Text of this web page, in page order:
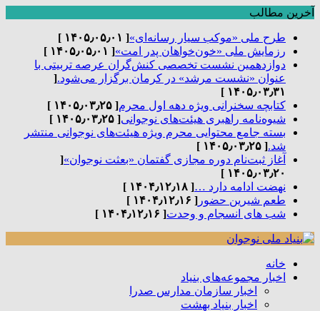
آخرین مطالب
طرح ملی «موکب سیار رسانه‌ای»[ ۱۴۰۵٫۰۵٫۰۱ ]
رزمایش ملی «خون‌خواهان پدر امت»[ ۱۴۰۵٫۰۵٫۰۱ ]
دوازدهمین نشست تخصصی کنش‌گران عرصه تربیتی با
عنوان «نشست مرشد» در کرمان برگزار می‌شود.[
۱۴۰۵٫۰۳٫۳۱ ]
کتابچه سخنرانی ویژه دهه اول محرم[ ۱۴۰۵٫۰۳٫۲۵ ]
شیوه‌نامه راهبری هیئت‌های نوجوانی[ ۱۴۰۵٫۰۳٫۲۵ ]
بسته جامع محتوایی محرم ویژه هیئت‌های نوجوانی منتشر
شد.[ ۱۴۰۵٫۰۳٫۲۵ ]
آغاز ثبت‌نام دوره مجازی گفتمان «بعثت نوجوان»[
۱۴۰۵٫۰۳٫۲۰ ]
نهضت ادامه دارد …[ ۱۴۰۴٫۱۲٫۱۸ ]
طعم شیرین حضور [ ۱۴۰۴٫۱۲٫۱۶ ]
شب های انسجام و وحدت[ ۱۴۰۴٫۱۲٫۱۶ ]
خانه
اخبار مجموعه‌های بنیاد
اخبار سازمان مدارس صدرا
اخبار بنیاد بهشت